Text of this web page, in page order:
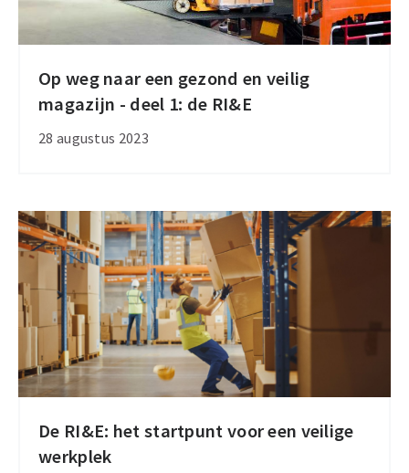
Op weg naar een gezond en veilig
magazijn - deel 1: de RI&E
28 augustus 2023
Op
weg
naar
en
veilig
magazijn
-
deel
de
RI&E
De RI&E: het startpunt voor een veilige
werkplek
De
RI&E: